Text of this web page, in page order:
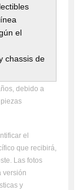
el
chassis de
debido a
el
que recibirá,
Las fotos
versión
y